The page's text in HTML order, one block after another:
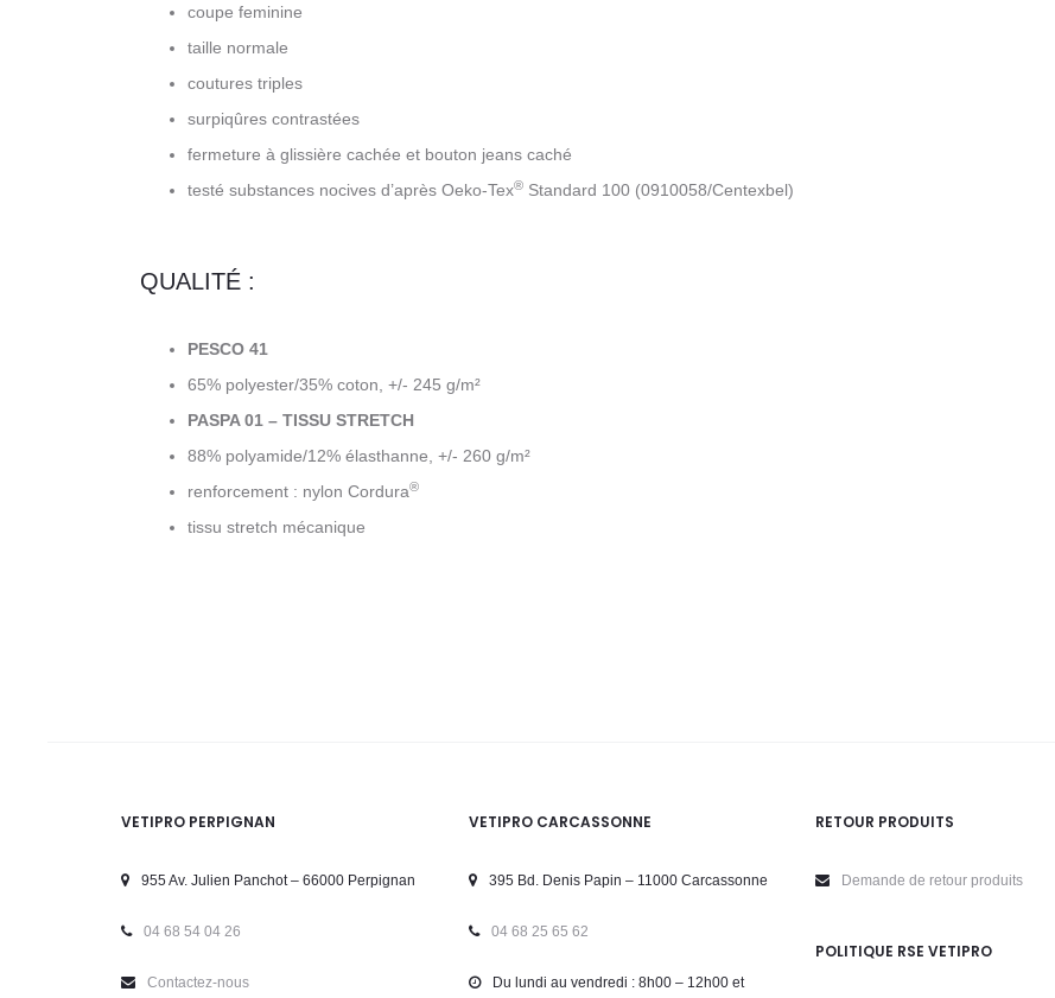
coupe feminine
taille normale
coutures triples
surpiqûres contrastées
fermeture à glissière cachée et bouton jeans caché
testé substances nocives d’après Oeko-Tex® Standard 100 (0910058/Centexbel)
QUALITÉ :
PESCO 41
65% polyester/35% coton, +/- 245 g/m²
PASPA 01 – TISSU STRETCH
88% polyamide/12% élasthanne, +/- 260 g/m²
renforcement : nylon Cordura®
tissu stretch mécanique
VETIPRO PERPIGNAN
955 Av. Julien Panchot – 66000 Perpignan
04 68 54 04 26
Contactez-nous
VETIPRO CARCASSONNE
395 Bd. Denis Papin – 11000 Carcassonne
04 68 25 65 62
Du lundi au vendredi : 8h00 – 12h00 et
RETOUR PRODUITS
Demande de retour produits
POLITIQUE RSE VETIPRO